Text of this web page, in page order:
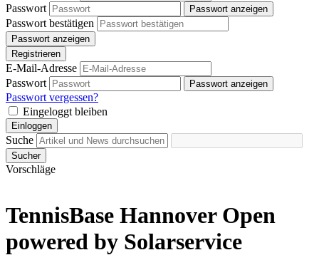
Passwort
Passwort anzeigen
Passwort bestätigen
Passwort anzeigen
Registrieren
E-Mail-Adresse
Passwort
Passwort anzeigen
Passwort vergessen?
Eingeloggt bleiben
Einloggen
Suche
Sucher
Vorschläge
TennisBase Hannover Open
powered by Solarservice